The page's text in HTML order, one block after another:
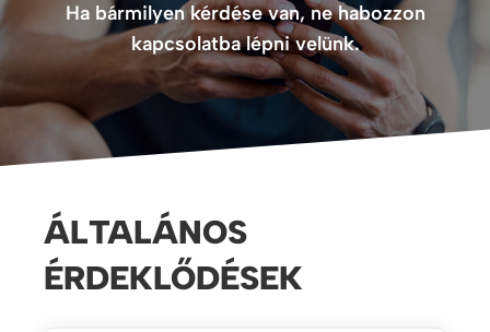
Ha bármilyen kérdése van, ne habozzon
kapcsolatba lépni velünk.
ÁLTALÁNOS
ÉRDEKLŐDÉSEK